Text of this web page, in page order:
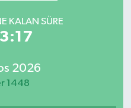
KALAN SÜRE
2026
1448
ve Fikstür